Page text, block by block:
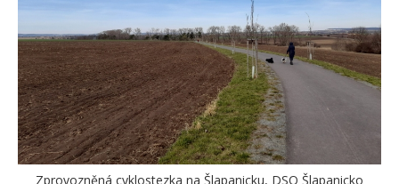
Zprovozněná cyklostezka na Šlapanicku, DSO Šlapanicko